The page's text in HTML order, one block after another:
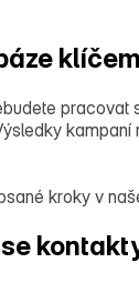
pracovat
kampaní
kroky v